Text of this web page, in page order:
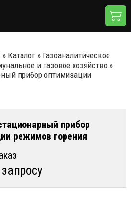
» Каталог » Газоаналитическое
и газовое хозяйство »
прибор оптимизации
прибор
режимов горения